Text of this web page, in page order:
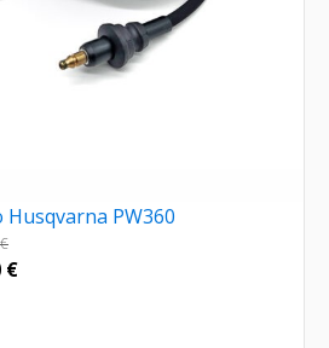
Husqvarna PW360
€
€